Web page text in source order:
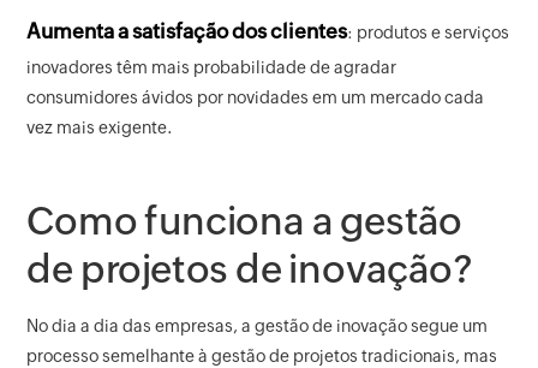
Aumenta a satisfação dos clientes: produtos e serviços
inovadores têm mais probabilidade de agradar
consumidores ávidos por novidades em um mercado cada
vez mais exigente.
Como funciona a gestão
de projetos de inovação?
No dia a dia das empresas, a gestão de inovação segue um
processo semelhante à gestão de projetos tradicionais, mas